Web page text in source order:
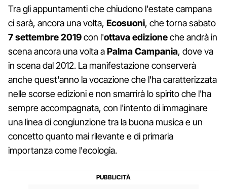
Tra gli appuntamenti che chiudono l'estate campana
ci sarà, ancora una volta, Ecosuoni, che torna sabato
7 settembre 2019con l'ottava edizioneche andrà in
scena ancora una volta aPalma Campania, dove va
in scena dal 2012. La manifestazione conserverà
anche quest'anno la vocazione che l'ha caratterizzata
nelle scorse edizioni e non smarrirà lo spirito che l'ha
sempre accompagnata, con l'intento di immaginare
una linea di congiunzione tra la buona musica e un
concetto quanto mai rilevante e di primaria
importanza come l'ecologia.